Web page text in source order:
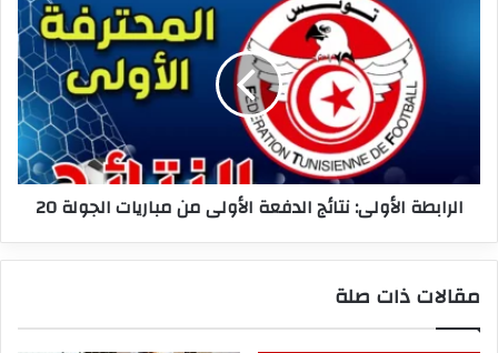
20
الرابطة الأولى: نتائج الدفعة الأولى من مباريات الجولة 20
مقالات ذات صلة